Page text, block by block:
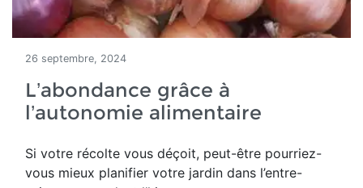
26 septembre, 2024
L’abondance grâce à
l’autonomie alimentaire
Si votre récolte vous déçoit, peut-être pourriez-
vous mieux planifier votre jardin dans l’entre-